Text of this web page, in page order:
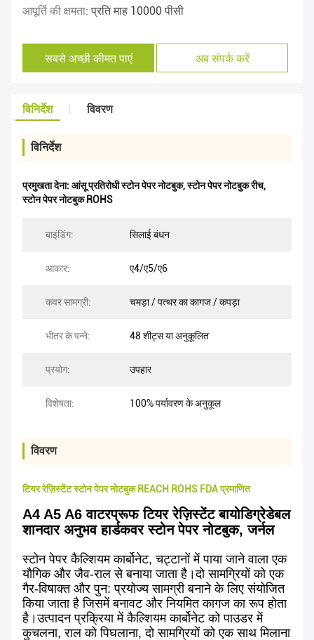
आपूर्ति की क्षमता:प्रति माह 10000 पीसी
सबसे अच्छी कीमत पाएं अब संपर्क करें
विनिर्देश विवरण
विनिर्देश
प्रमुखता देना: आंसू प्रतिरोधी स्टोन पेपर नोटबुक,स्टोन पेपर नोटबुक रीच,
स्टोन पेपर नोटबुक ROHS
बाइंडिंग: सिलाई बंधन
आकार: ए4/ए5/ए6
कवर सामग्री: चमड़ा / पत्थर का कागज / कपड़ा
भीतर के पन्ने: 48 शीट्स या अनुकूलित
प्रयोग: उपहार
विशेषता: 100% पर्यावरण के अनुकूल
विवरण
टियर रेज़िस्टेंट स्टोन पेपर नोटबुक REACH ROHS FDA प्रमाणित
A4 A5 A6 वाटरप्रूफ टियर रेज़िस्टेंट बायोडिग्रेडेबल
शानदार अनुभव हार्डकवर स्टोन पेपर नोटबुक, जर्नल
स्टोन पेपर कैल्शियम कार्बोनेट, चट्टानों में पाया जाने वाला एक
यौगिक और जैव-राल से बनाया जाता है।दो सामग्रियों को एक
गैर-विषाक्त और पुन: प्रयोज्य सामग्री बनाने के लिए संयोजित
किया जाता है जिसमें बनावट और नियमित कागज का रूप होता
है।उत्पादन प्रक्रिया में कैल्शियम कार्बोनेट को पाउडर में
कुचलना, राल को पिघलाना, दो सामग्रियों को एक साथ मिलाना